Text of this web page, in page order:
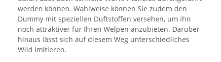
werden können. Wahlweise können Sie zudem den
Dummy mit speziellen Duftstoffen versehen, um ihn
noch attraktiver für Ihren Welpen anzubieten. Darüber
hinaus lässt sich auf diesem Weg unterschiedliches
Wild imitieren.